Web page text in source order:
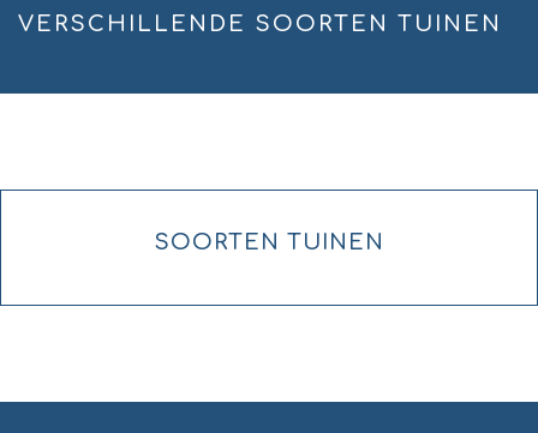
VERSCHILLENDE SOORTEN TUINEN
SOORTEN TUINEN